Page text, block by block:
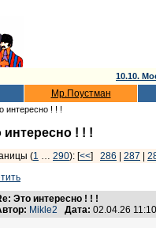
10.10.
Мр.Поустман
интересно ! ! !
интересно ! ! !
(1 … 290): [<<] 286 287
Это интересно ! ! !
Mikle2 Дата: 02.04.26